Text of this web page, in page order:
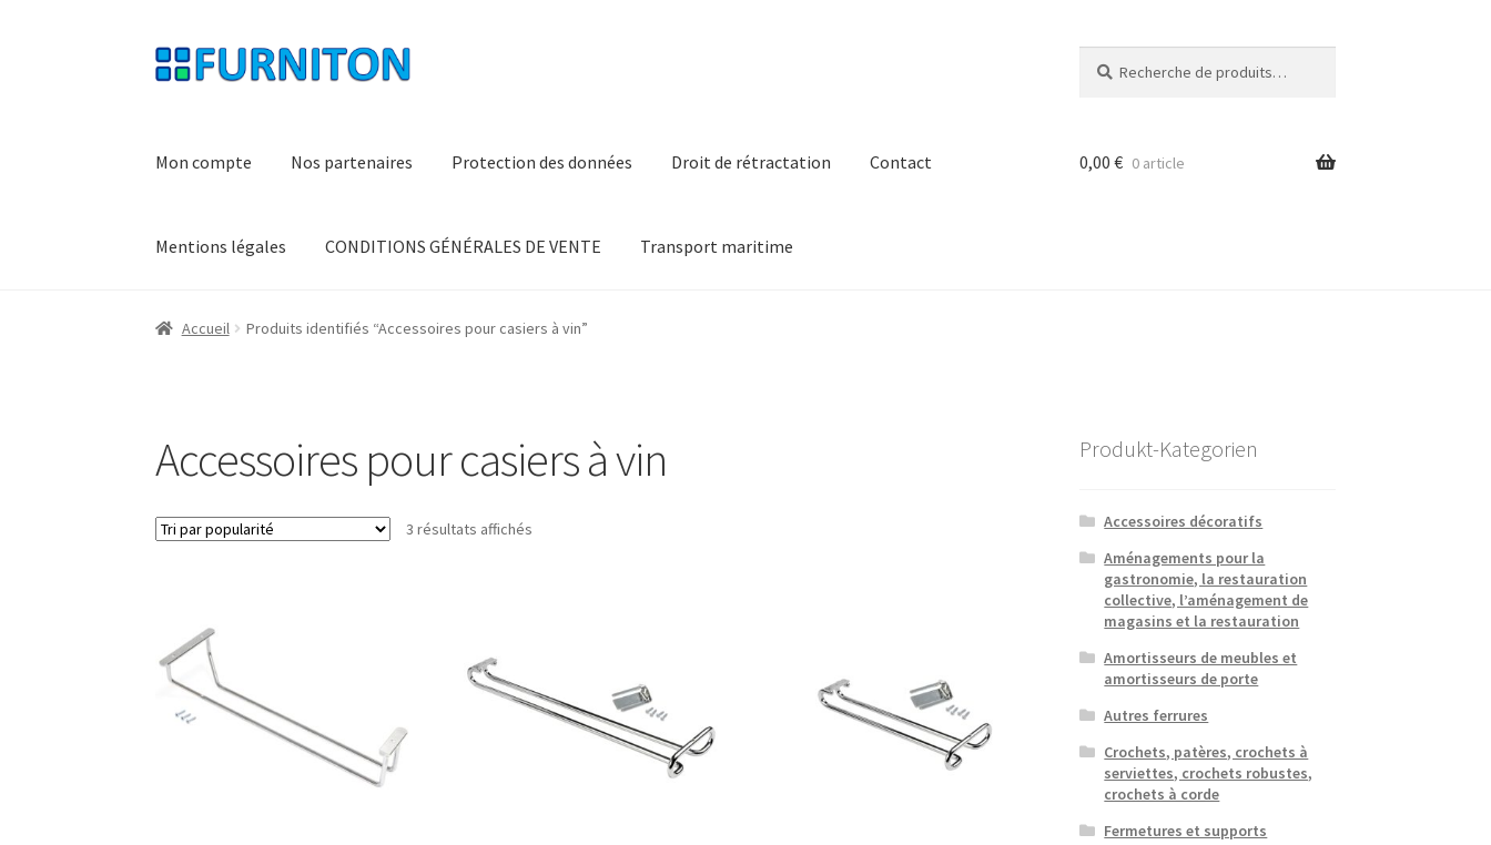
Aller
à
Aller
au
pour :
Mon compte Nos partenaires Protection des données Droit de rétractation Contact
Mentions légales CONDITIONS GÉNÉRALES DE VENTE Transport maritime
0,00 € 0 article
Accueil Produits identifiés “Accessoires pour casiers à vin”
Accessoires pour casiers à vin
3 résultats affichés
Produkt-Kategorien
Accessoires décoratifs
Aménagements pour la
gastronomie, la restauration
collective, l’aménagement de
magasins et la restauration
Amortisseurs de meubles et
amortisseurs de porte
Autres ferrures
Crochets, patères, crochets à
serviettes, crochets robustes,
crochets à corde
Fermetures et supports